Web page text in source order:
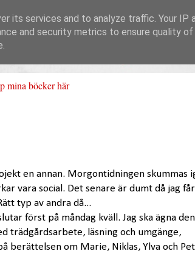
mina böcker här
en annan. Morgontidningen skummas
vara social. Det senare är dumt då jag
typ av andra då...
först på måndag kväll. Jag ska ägna
trädgårdsarbete, läsning och umgänge,
berättelsen om Marie, Niklas, Ylva och
its services and to analyze traffic. Your IP
and security metrics to ensure quality